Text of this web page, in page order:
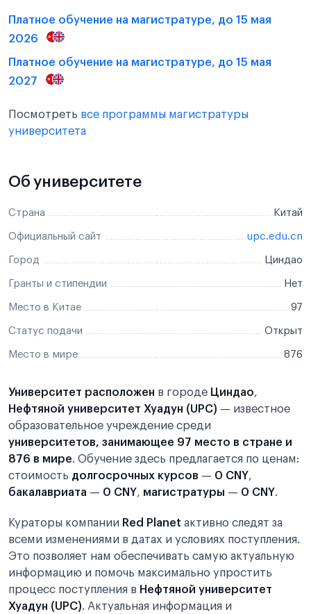
Платное обучение на магистратуре, до 15 мая
2026
Платное обучение на магистратуре, до 15 мая
2027
Посмотреть все программы магистратуры
университета
Об университете
Страна Китай
Официальный сайт upc.edu.cn
Город Циндао
Гранты и стипендии Нет
Место в Китае 97
Статус подачи Открыт
Место в мире 876
Университет расположен в городе Циндао,
Нефтяной университет Хуадун (UPC) — известное
образовательное учреждение среди
университетов, занимающее 97 место в стране и
876 в мире. Обучение здесь предлагается по ценам:
стоимость долгосрочных курсов — 0 CNY,
бакалавриата — 0 CNY, магистратуры — 0 CNY.
Кураторы компании Red Planet активно следят за
всеми изменениями в датах и условиях поступления.
Это позволяет нам обеспечивать самую актуальную
информацию и помочь максимально упростить
процесс поступления в Нефтяной университет
Хуадун (UPC). Актуальная информация и